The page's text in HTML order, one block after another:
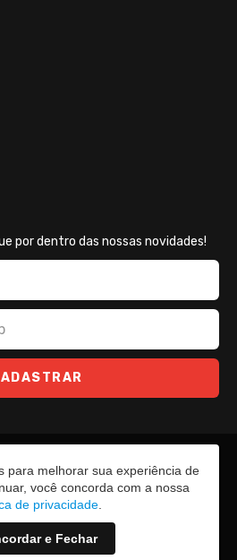
por dentro das nossas novidades!
para melhorar sua experiência de
você concorda com a nossa
de privacidade
e Fechar